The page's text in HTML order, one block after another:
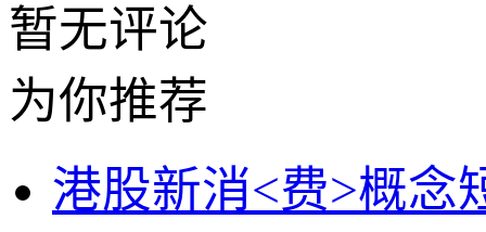
暂无评论
为你推荐
港股新消<费>概念